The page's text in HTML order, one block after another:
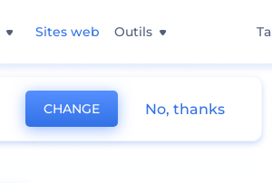
Sites web Outils
CHANGE No, thanks